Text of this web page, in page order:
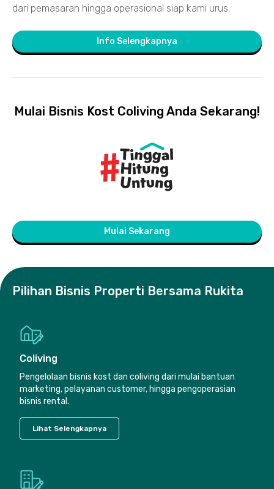
dari pemasaran hingga operasional siap kami urus.
Info Selengkapnya
Mulai Bisnis Kost Coliving Anda Sekarang!
Mulai Sekarang
Pilihan Bisnis Properti Bersama Rukita
Coliving
Pengelolaan bisnis kost dan coliving dari mulai bantuan
marketing, pelayanan customer, hingga pengoperasian
bisnis rental.
Lihat Selengkapnya